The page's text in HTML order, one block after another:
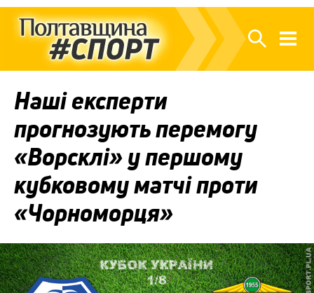
Наші експерти
прогнозують перемогу
«Ворсклі» у першому
кубковому матчі проти
«Чорноморця»